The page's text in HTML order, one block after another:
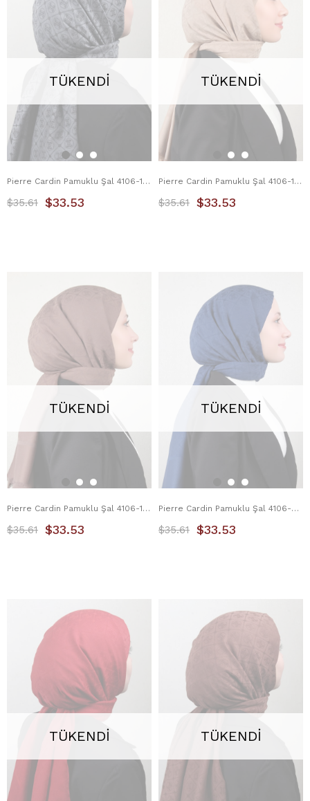
TÜKENDI
Pierre Cardin Pamuklu Şal 4106-10 Füme
$33.53
$35.61
TÜKENDI
Pierre Cardin Pamuklu Şal 4106-12 Sütlü Kahve
$33.53
$35.61
TÜKENDI
Pierre Cardin Pamuklu Şal 4106-1 Kahverengi
$33.53
$35.61
TÜKENDI
Pierre Cardin Pamuklu Şal 4106-3 Lacivert
$33.53
$35.61
TÜKENDI TÜKENDI